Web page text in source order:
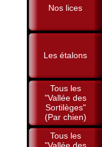
Nos lices
Les étalons
Tous les
"Vallée des
Sortilèges"
(Par chien)
Tous les